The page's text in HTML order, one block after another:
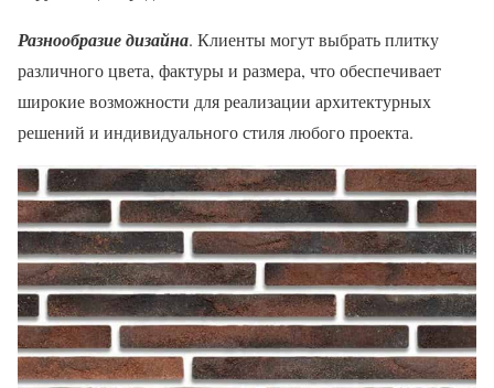
Разнообразие дизайна. Клиенты могут выбрать плитку
различного цвета, фактуры и размера, что обеспечивает
широкие возможности для реализации архитектурных
решений и индивидуального стиля любого проекта.